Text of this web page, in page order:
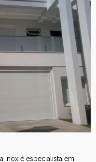
Inox é especialista em